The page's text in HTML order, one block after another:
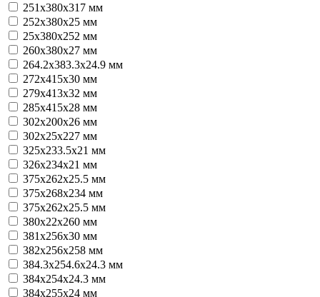
251x380x317 мм
252x380x25 мм
25х380х252 мм
260х380х27 мм
264.2x383.3x24.9 мм
272x415x30 мм
279x413x32 мм
285х415х28 мм
302x200x26 мм
302x25x227 мм
325х233.5х21 мм
326x234x21 мм
375x262x25.5 мм
375x268x234 мм
375х262х25.5 мм
380x22x260 мм
381x256x30 мм
382x256x258 мм
384.3x254.6x24.3 мм
384x254x24.3 мм
384x255x24 мм